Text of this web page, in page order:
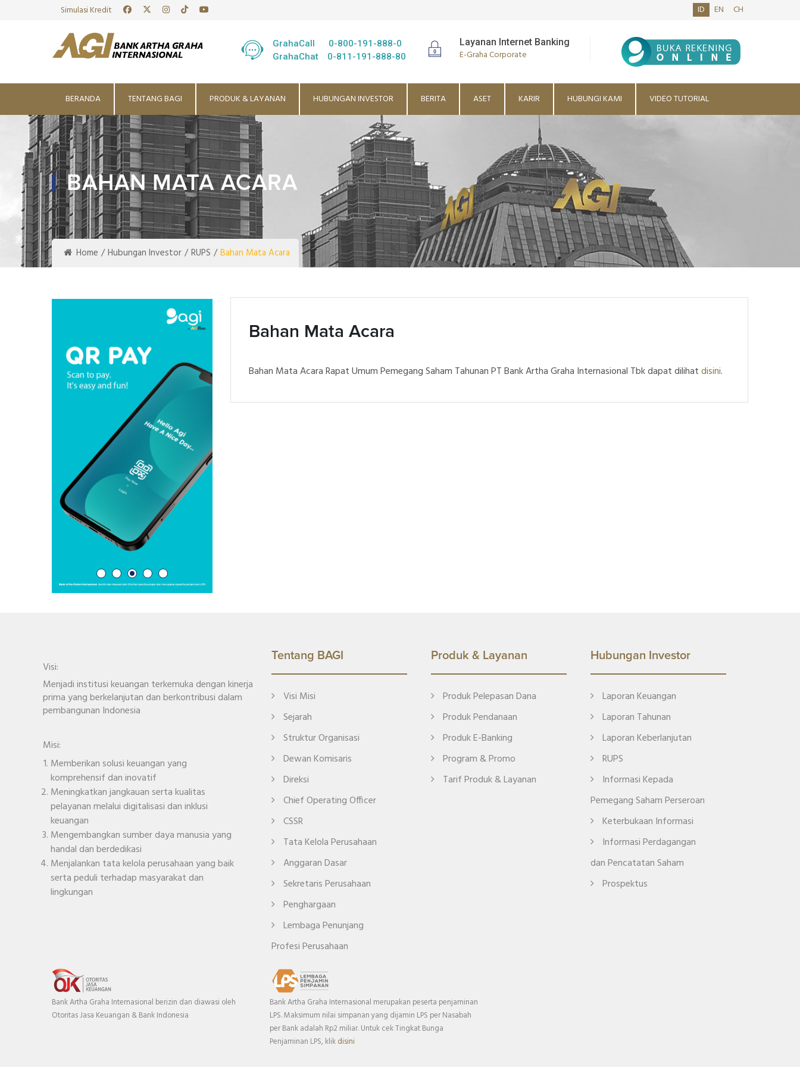
Simulasi Kredit ID EN CH
GrahaCall
0-800-191-888-0
GrahaChat
0-811-191-888-80
Layanan Internet Banking
E-Graha Corporate
BERANDA TENTANG BAGI PRODUK & LAYANAN HUBUNGAN INVESTOR BERITA ASET KARIR HUBUNGI KAMI VIDEO TUTORIAL
BAHAN MATA ACARA
Home / Hubungan Investor / RUPS / Bahan Mata Acara
Bahan Mata Acara
Bahan Mata Acara Rapat Umum Pemegang Saham Tahunan PT Bank Artha Graha Internasional Tbk dapat dilihatdisini.
Visi:
Menjadi institusi keuangan terkemuka dengan kinerja
prima yang berkelanjutan dan berkontribusi dalam
pembangunan Indonesia
Misi:
Memberikan solusi keuangan yang
komprehensif dan inovatif
Meningkatkan jangkauan serta kualitas
pelayanan melalui digitalisasi dan inklusi
keuangan
Mengembangkan sumber daya manusia yang
handal dan berdedikasi
Menjalankan tata kelola perusahaan yang baik
serta peduli terhadap masyarakat dan
lingkungan
Tentang BAGI
Visi Misi
Sejarah
Struktur Organisasi
Dewan Komisaris
Direksi
Chief Operating Officer
CSSR
Tata Kelola Perusahaan
Anggaran Dasar
Sekretaris Perusahaan
Penghargaan
Lembaga Penunjang
Profesi Perusahaan
Produk & Layanan
Produk Pelepasan Dana
Produk Pendanaan
Produk E-Banking
Program & Promo
Tarif Produk & Layanan
Hubungan Investor
Laporan Keuangan
Laporan Tahunan
Laporan Keberlanjutan
RUPS
Informasi Kepada
Pemegang Saham Perseroan
Keterbukaan Informasi
Informasi Perdagangan
dan Pencatatan Saham
Prospektus
Bank Artha Graha Internasional berizin dan diawasi oleh
Otoritas Jasa Keuangan & Bank Indonesia
Bank Artha Graha Internasional merupakan peserta penjaminan
LPS. Maksimum nilai simpanan yang dijamin LPS per Nasabah
per Bank adalah Rp2 miliar. Untuk cek Tingkat Bunga
Penjaminan LPS, klikdisini